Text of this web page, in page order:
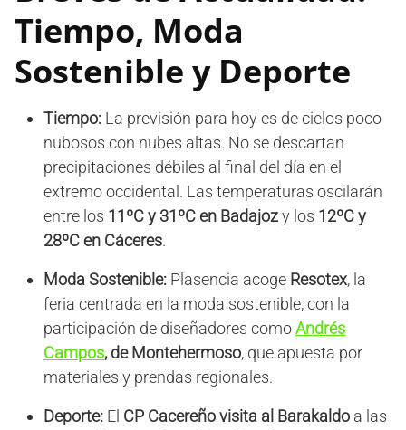
Tiempo, Moda
Sostenible y Deporte
Tiempo: La previsión para hoy es de cielos poco
nubosos con nubes altas. No se descartan
precipitaciones débiles al final del día en el
extremo occidental. Las temperaturas oscilarán
entre los 11ºC y 31ºC en Badajozy los 12ºC y
28ºC en Cáceres.
Moda Sostenible: Plasencia acoge Resotex, la
feria centrada en la moda sostenible, con la
participación de diseñadores comoAndrés
Campos, de Montehermoso, que apuesta por
materiales y prendas regionales.
Deporte: El CP Cacereño visita al Barakaldo a las